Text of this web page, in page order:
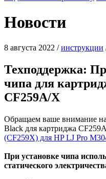
Новости
8 августа 2022 /инструкции
Техподдержка:
чипа для
CF259A/X
Обращаем ваше внимание
Black для картриджа
(CF259X) для HP LJ Pro
При установке чипа
статического